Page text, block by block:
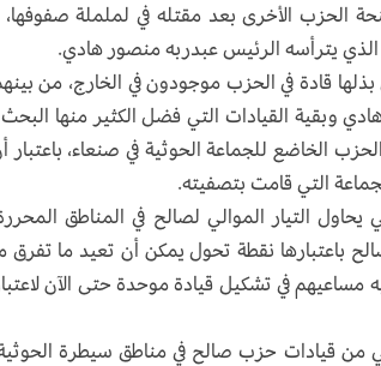
الحزب الأخرى بعد مقتله في لململة
الذي يترأسه الرئيس عبدربه منصور هادي.
قادة في الحزب موجودون في الخارج، من
وبقية القيادات التي فضل الكثير منها
الخاضع للجماعة الحوثية في صنعاء،
التي قامت بتصفيته.
يحاول التيار الموالي لصالح في المناطق
صالح باعتبارها نقطة تحول يمكن أن تعيد ما
في تشكيل قيادة موحدة حتى الآن
من قيادات حزب صالح في مناطق سيطرة